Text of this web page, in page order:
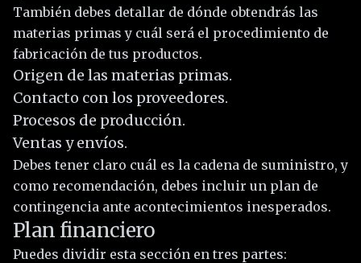
También debes detallar de dónde obtendrás las
materias primas y cuál será el procedimiento de
fabricación de tus productos.
Origen de las materias primas.
Contacto con los proveedores.
Procesos de producción.
Ventas y envíos.
Debes tener claro cuál es la cadena de suministro, y
como recomendación, debes incluir un plan de
contingencia ante acontecimientos inesperados.
Plan financiero
Puedes dividir esta sección en tres partes: